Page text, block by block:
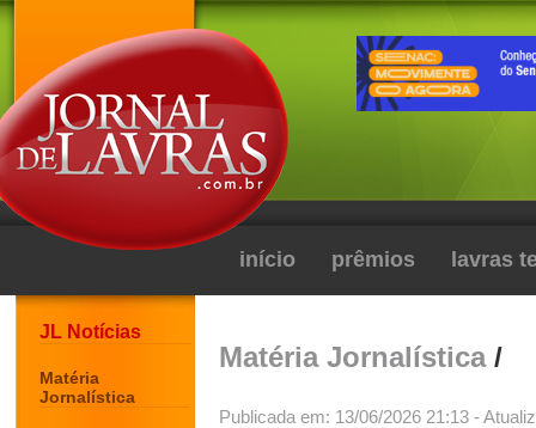
início prêmios lavras
JL Notícias
Matéria
Jornalística
Matéria Jornalística/
Publicada em: 13/06/2026 21:13 -